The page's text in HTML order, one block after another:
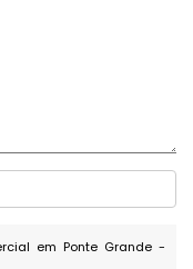
em Ponte Grande -